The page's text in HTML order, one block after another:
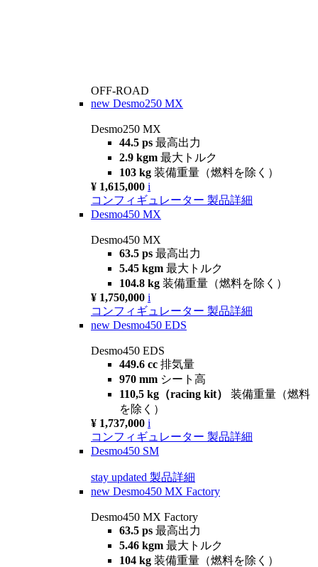
OFF-ROAD
new Desmo250 MX
Desmo250 MX
44.5 ps 最高出力
2.9 kgm 最大トルク
103 kg 装備重量（燃料を除く）
¥ 1,615,000 i
コンフィギュレーター 製品詳細
Desmo450 MX
Desmo450 MX
63.5 ps 最高出力
5.45 kgm 最大トルク
104.8 kg 装備重量（燃料を除く）
¥ 1,750,000 i
コンフィギュレーター 製品詳細
new Desmo450 EDS
Desmo450 EDS
449.6 cc 排気量
970 mm シート高
110,5 kg（racing kit） 装備重量（燃料
を除く）
¥ 1,737,000 i
コンフィギュレーター 製品詳細
Desmo450 SM
stay updated 製品詳細
new Desmo450 MX Factory
Desmo450 MX Factory
63.5 ps 最高出力
5.46 kgm 最大トルク
104 kg 装備重量（燃料を除く）